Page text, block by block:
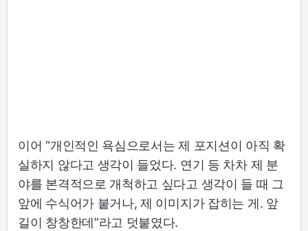
이어 “개인적인 욕심으로서는 제 포지션이 아직 확
실하지 않다고 생각이 들었다. 연기 등 차차 제 분
야를 본격적으로 개척하고 싶다고 생각이 들 때 그
앞에 수식어가 붙거나, 제 이미지가 잡히는 게. 앞
길이 창창한데”라고 덧붙였다.